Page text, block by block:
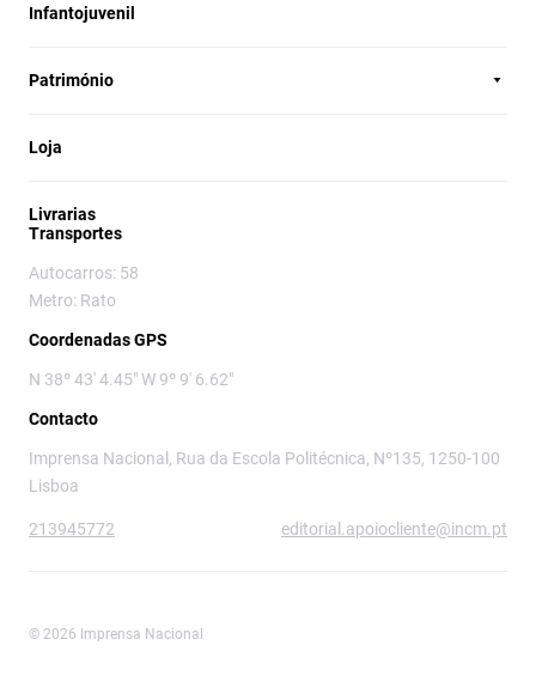
Infantojuvenil
Património
Loja
Livrarias
Transportes
Autocarros: 58
Metro: Rato
Coordenadas GPS
N 38º 43' 4.45" W 9º 9' 6.62"
Contacto
Imprensa Nacional, Rua da Escola Politécnica, Nº135, 1250-100
Lisboa
213945772 editorial.apoiocliente@incm.pt
© 2026 Imprensa Nacional